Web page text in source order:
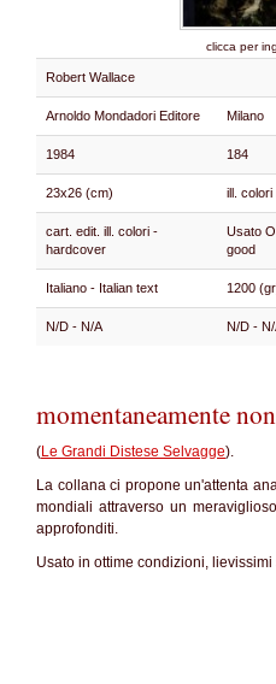
clicca per
Robert Wallace
Arnoldo Mondadori Editore Milano
1984 184
23x26 (cm) ill. colori
cart. edit. ill. colori -
hardcover
Usato
good
Italiano - Italian text 1200
N/D - N/A N/D -
momentaneamente
(Le Grandi Distese Selvagge).
La collana ci propone un'attenta
mondiali attraverso un
approfonditi.
Usato in ottime condizioni, lievissimi